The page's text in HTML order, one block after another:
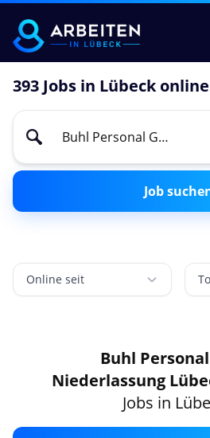
393 Jobs in Lübeck online
Job
Online seit
Buhl
Niederlassung
Jobs in